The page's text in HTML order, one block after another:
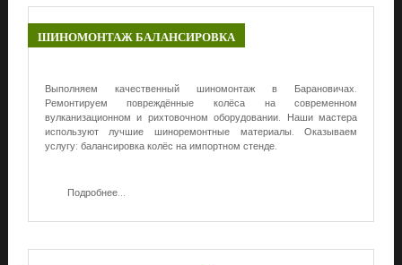
ШИНОМОНТАЖБАЛАНСИРОВКА
Выполняем качественный шиномонтаж в Барановичах.
Ремонтируем повреждённые колёса на современном
вулканизационном и рихтовочном оборудовании. Наши мастера
используют лучшие шиноремонтные материалы. Оказываем
услугу: балансировка колёс на импортном стенде.
Подробнее...